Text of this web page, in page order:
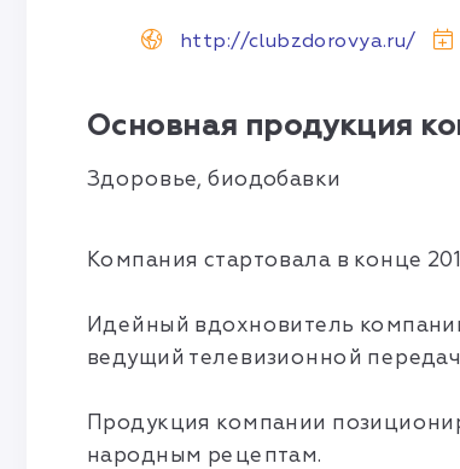
http://clubzdorovya.ru/
Основная продукция
Здоровье, биодобавки
Компания стартовала в конце
Идейный вдохновитель
ведущий телевизионной
Продукция компании
народным рецептам.